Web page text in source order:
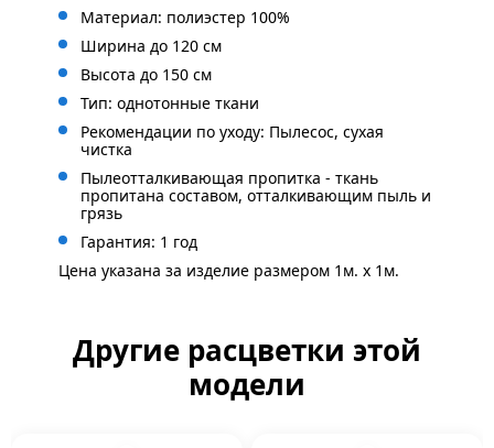
Материал: полиэстер 100%
Ширина до 120 см
Высота до 150 см
Тип: однотонные ткани
Рекомендации по уходу: Пылесос, сухая
чистка
Пылеотталкивающая пропитка - ткань
пропитана составом, отталкивающим пыль и
грязь
Гарантия: 1 год
Цена указана за изделие размером 1м. x 1м.
Другие расцветки этой
модели